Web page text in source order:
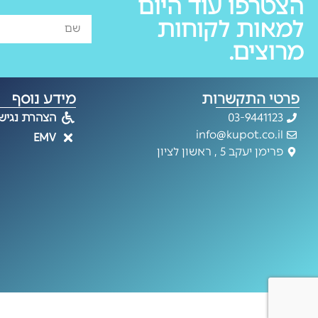
הצטרפו עוד היום
למאות לקוחות
מרוצים.
פרטי התקשרות
03-9441123
info@kupot.co.il
פרימן יעקב 5 , ראשון לציון
מידע נוסף
הצהרת
EMV